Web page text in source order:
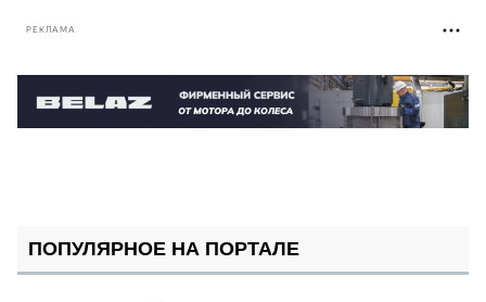
РЕКЛАМА
ПОПУЛЯРНОЕ НА ПОРТАЛЕ